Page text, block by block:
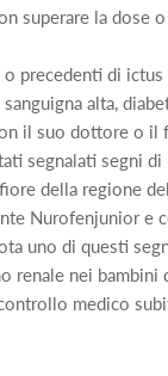
superare la dose
precedenti di
alta,
il suo dottore o il
segnalati segni
della regione
Nurofenjunior
uno di questi
renale nei bambini
medico